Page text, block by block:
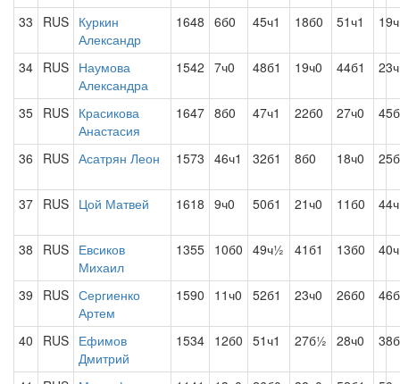
33 RUS Куркин
Александр
1648 6б0 45ч1 18б0 51ч1
34 RUS Наумова
Александра
1542 7ч0 48б1 19ч0 44б1
35 RUS Красикова
Анастасия
1647 8б0 47ч1 22б0 27ч0
36 RUS Асатрян Леон 1573 46ч1 32б1 8б0 18ч0
37 RUS Цой Матвей 1618 9ч0 50б1 21ч0 11б0
38 RUS Евсиков
Михаил
1355 10б0 49ч½ 41б1 13б0
39 RUS Сергиенко
Артем
1590 11ч0 52б1 23ч0 26б0
40 RUS Ефимов
Дмитрий
1534 12б0 51ч1 27б½ 28ч0